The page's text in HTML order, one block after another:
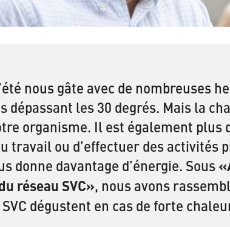
nous gâte avec de nombreuses
dépassant les 30 degrés. Mais la
organisme. Il est également plus
travail ou d’effectuer des activités
donne davantage d’énergie. Sous
réseau SVC», nous avons
dégustent en cas de forte